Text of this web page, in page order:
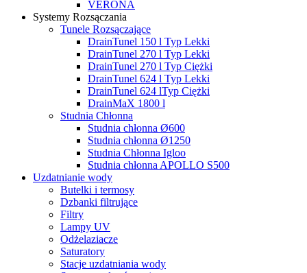
VERONA
Systemy Rozsączania
Tunele Rozsączające
DrainTunel 150 l Typ Lekki
DrainTunel 270 l Typ Lekki
DrainTunel 270 l Typ Ciężki
DrainTunel 624 l Typ Lekki
DrainTunel 624 lTyp Ciężki
DrainMaX 1800 l
Studnia Chłonna
Studnia chłonna Ø600
Studnia chłonna Ø1250
Studnia Chłonna Igloo
Studnia chłonna APOLLO S500
Uzdatnianie wody
Butelki i termosy
Dzbanki filtrujące
Filtry
Lampy UV
Odżelaziacze
Saturatory
Stacje uzdatniania wody